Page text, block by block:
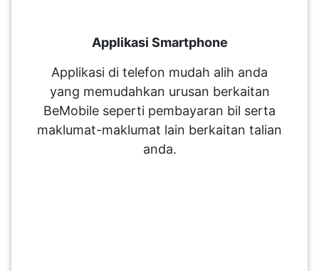
Applikasi Smartphone
Applikasi di telefon mudah alih anda
yang memudahkan urusan berkaitan
BeMobile seperti pembayaran bil serta
maklumat-maklumat lain berkaitan talian
anda.